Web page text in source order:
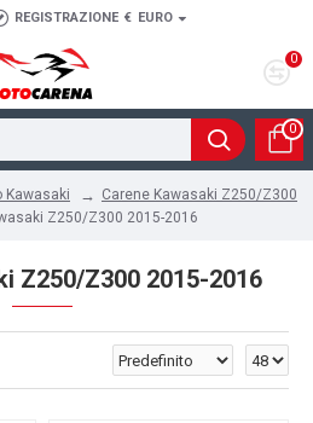
REGISTRAZIONE € EURO
0
0
Kawasaki
Carene Kawasaki Z250/Z300
Z250/Z300 2015-2016
Z250/Z300 2015-2016